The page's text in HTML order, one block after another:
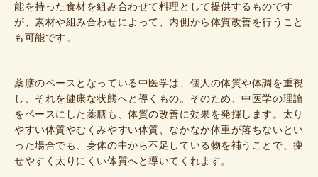
能を持った食材を組み合わせて料理として提供するものです
が、素材や組み合わせによって、内側から体質改善を行うこと
も可能です。
薬膳のベースとなっている中医学は、個人の体質や体調を重視
し、それを健康な状態へと導くもの。そのため、中医学の理論
をベースにした薬膳も、体質の改善に効果を発揮します。太り
やすい体質やむくみやすい体質、なかなか体重が落ちないとい
った場合でも、身体の中から不足している物を補うことで、痩
せやすく太りにくい体質へと導いてくれます。